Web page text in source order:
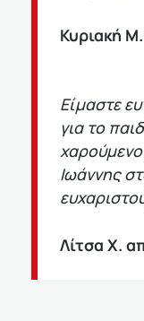
Κυριακή
Είμαστε
για το
Ιωάννης
Λίτσα Χ.